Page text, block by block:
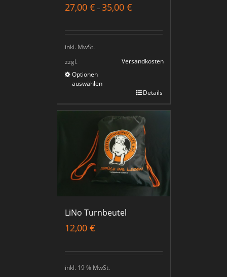
27,00 € – 35,00 €
inkl. MwSt.
zzgl.
Versandkosten
Optionen
auswählen
Details
LiNo Turnbeutel
12,00 €
inkl. 19 % MwSt.